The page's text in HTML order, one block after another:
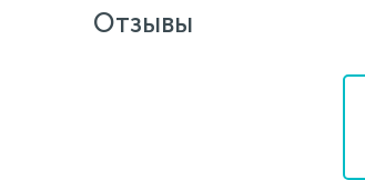
Отзывы